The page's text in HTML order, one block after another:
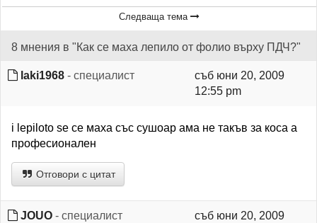
Следваща тема
8 мнения в "Как се маха лепило от фолио върху ПДЧ?"
laki1968 - специалист
съб юни 20, 2009
12:55 pm
i lepiloto se се маха със сушоар ама не такъв за коса а
професионален
Отговори с цитат
JOUO - специалист
съб юни 20, 2009